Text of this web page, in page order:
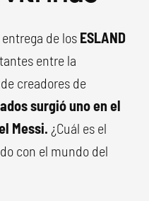
de los ESLAND
entre la
creadores de
surgió uno en el
Messi. ¿Cuál es el
con el mundo del